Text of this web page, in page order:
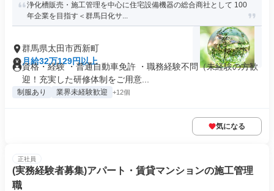
浄化槽販売・施工管理を中心に住宅設備機器の総合商社として 100
年企業を目指す＜群馬日化サ...
群馬県太田市西新町
月給32万129円以上
資格・経験 ・普通自動車免許 ・職務経験不問（未経験の方歓
迎！充実した研修体制をご用意...
制服あり 業界未経験歓迎 +12個
気になる
正社員
(実務経験者募集)アパート・賃貸マンションの施工管理
職